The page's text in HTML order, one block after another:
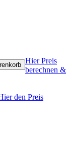
Hier Preis
berechnen &